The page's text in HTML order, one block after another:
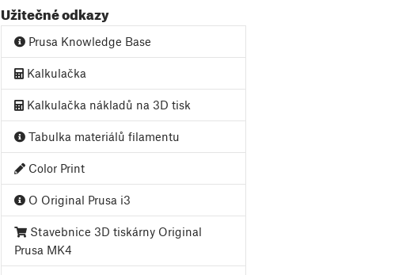
Užitečné odkazy
Prusa Knowledge Base
Kalkulačka
Kalkulačka nákladů na 3D tisk
Tabulka materiálů filamentu
Color Print
O Original Prusa i3
Stavebnice 3D tiskárny Original
Prusa MK4